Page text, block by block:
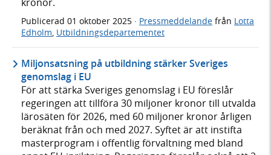
Publicerad 01 oktober 2025 · Pressmeddelande från Lotta
Edholm Utbildningsdepartementet
Miljonsatsning på utbildning stärker Sveriges
genomslag i EU
För att stärka Sveriges genomslag i EU föreslår
regeringen att tillföra 30 miljoner kronor till utvalda
lärosäten för 2026, med 60 miljoner kronor årligen
beräknat från och med 2027. Syftet är att instifta
masterprogram i offentlig förvaltning med bland